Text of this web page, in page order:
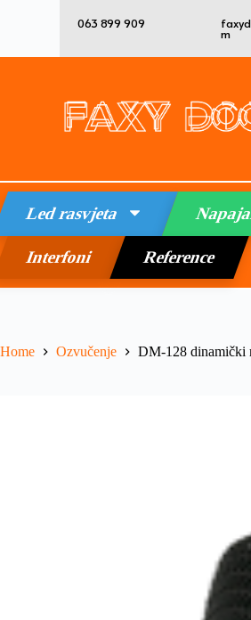
063 899 909
m
Led rasvjeta
Interfoni Reference
Home Ozvučenje DM-128 dinamički